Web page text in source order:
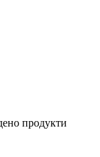
продукти